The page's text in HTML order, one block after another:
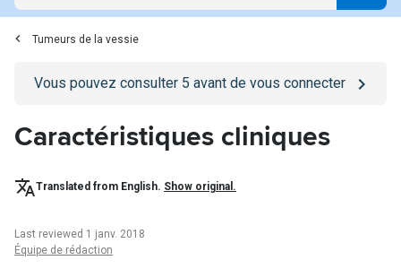
Tumeurs de la vessie
Go to/se-connecterpage
Vous pouvez consulter 5 avant de vous connecter
Caractéristiques cliniques
Translated from English. Show original.
Last reviewed 1 janv. 2018
Équipe de rédaction